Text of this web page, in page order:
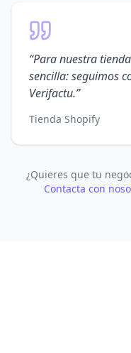
“Para nuestra
sencilla: seguimos
Verifactu.”
Tienda Shopify
¿Quieres que tu
Contacta con